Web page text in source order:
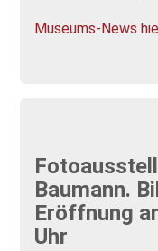
Museums-News
Baumann.
Eröffnung
Uhr